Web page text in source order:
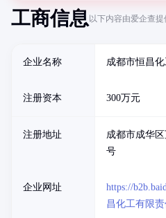
工商信息以下内容由爱企查提
企业名称 成都市恒昌
注册资本 300万元
注册地址
成都市成华
号
企业网址
https://
昌化工有限